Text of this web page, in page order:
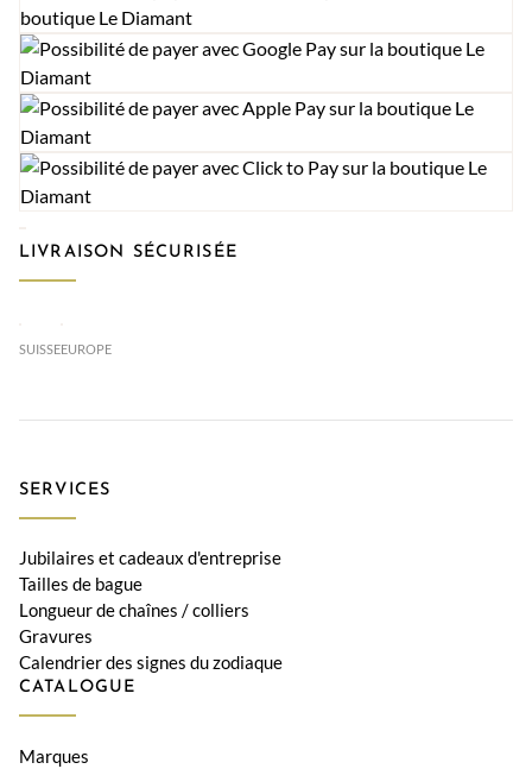
LIVRAISON SÉCURISÉE
SUISSEEUROPE
SERVICES
Jubilaires et cadeaux d'entreprise
Tailles de bague
Longueur de chaînes / colliers
Gravures
Calendrier des signes du zodiaque
CATALOGUE
Marques